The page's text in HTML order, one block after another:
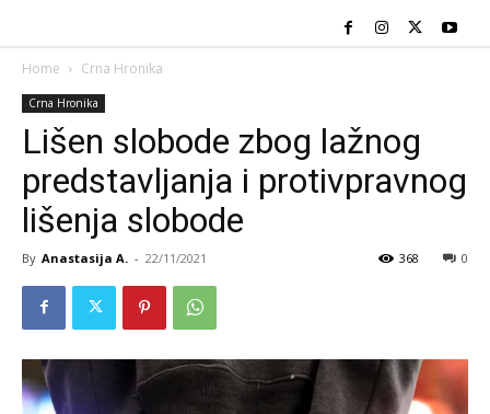
Home Crna Hronika
Crna Hronika
Lišen slobode zbog lažnog
predstavljanja i protivpravnog
lišenja slobode
By Anastasija A. - 22/11/2021 0
368